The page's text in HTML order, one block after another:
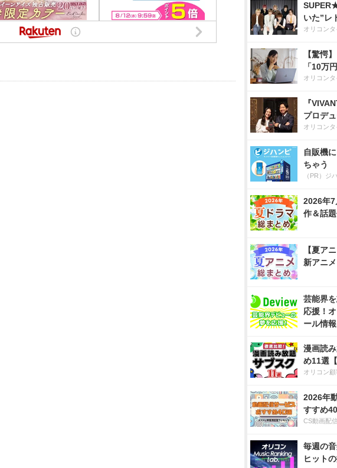
いた”レ
オリコン
【驚愕
「10万
オリコン
『
プロデ
オリコン
自販機
ちゃう
（PR）ジ
2026年7
作＆話
【夏ア
新アニ
芸能界
応援！
ール情
漫画読
め11選
オリコン
2026年
すすめ
CS動画配
毎週の
ヒット